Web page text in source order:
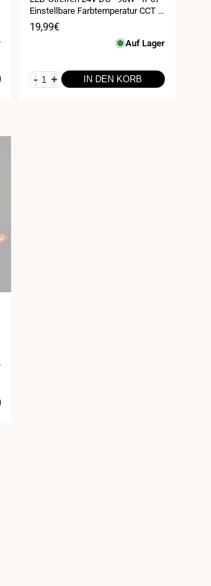
Einstellbare Farbtemperatur CCT -
1800-6500K - SMD2835 - 5 m Rolle
Verkaufspreis
19,99€
Auf Lager
- + IN DEN KORB